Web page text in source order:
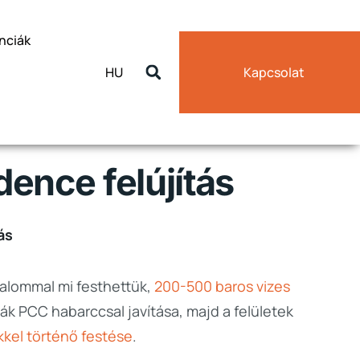
HU
Kapcsolat
felújítás
mi festhettük, 200-500 baros vizes
PCC habarccsal javítása, majd a felületek
történő festése.